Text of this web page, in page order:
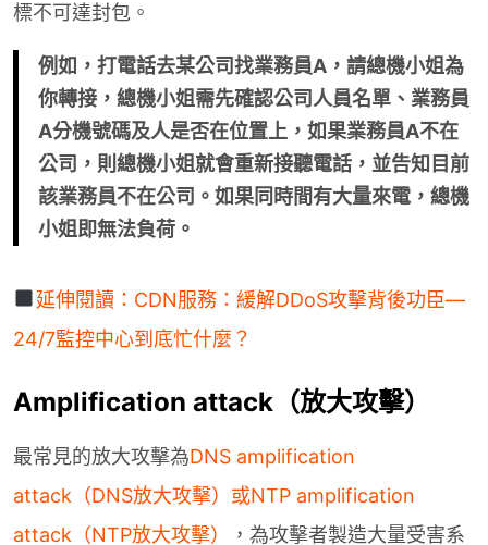
標不可達封包。
例如，打電話去某公司找業務員A，請總機小姐為
你轉接，總機小姐需先確認公司人員名單、業務員
A分機號碼及人是否在位置上，如果業務員A不在
公司，則總機小姐就會重新接聽電話，並告知目前
該業務員不在公司。如果同時間有大量來電，總機
小姐即無法負荷。
延伸閱讀：CDN服務：緩解DDoS攻擊背後功臣—
24/7監控中心到底忙什麼？
Amplification attack（放大攻擊）
最常見的放大攻擊為DNS amplification
attack（DNS放大攻擊）或NTP amplification
attack（NTP放大攻擊）
，為攻擊者製造大量受害系